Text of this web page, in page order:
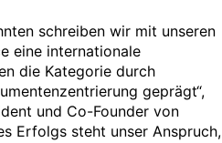
schreiben wir mit unseren
eine internationale
die Kategorie durch
geprägt“,
und Co-Founder von
Erfolgs steht unser Anspruch,